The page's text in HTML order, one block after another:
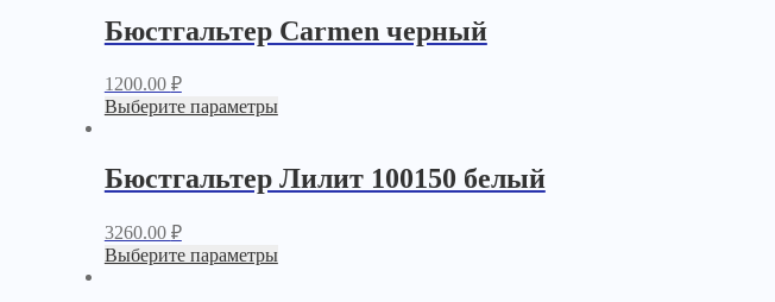
Бюстгальтер Carmen черный
1200.00 ₽
Выберите параметры
Бюстгальтер Лилит 100150 белый
3260.00 ₽
Выберите параметры